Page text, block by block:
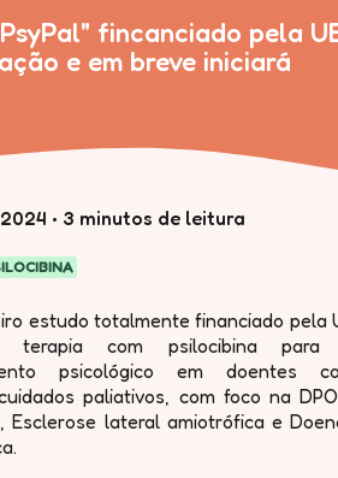
fincanciado pela
e em breve iniciará
• 3 minutos de leitura
estudo totalmente financiado pela
com psilocibina
psicológico em doentes
paliativos, com foco na
Esclerose lateral amiotrófica e